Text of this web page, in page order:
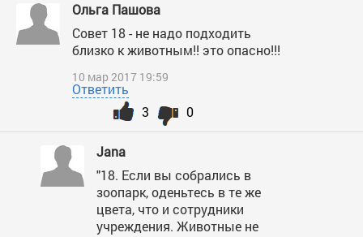
Ольга Пашова
Совет 18 - не надо подходить
близко к животным!! это опасно!!!
10 мар 2017 19:59
Ответить
0
3
Jana
"18. Если вы собрались в
зоопарк, оденьтесь в те же
цвета, что и сотрудники
учреждения. Животные не